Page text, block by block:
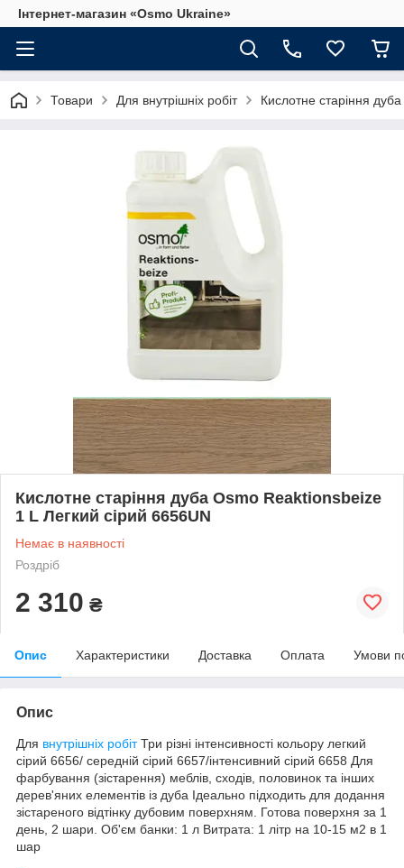
Інтернет-магазин «Osmo Ukraine»
Товари Для внутрішніх робіт Кислотне старіння
Кислотне старіння дуба Osmo Reaktionsbeize
1 L Легкий сірий 6656UN
Немає в наявності
Роздріб
2 310 ₴
Опис Характеристики Доставка Оплата Умови
Опис
Для внутрішніх робітТри різні інтенсивності кольору легкий
сірий 6656/ середній сірий 6657/інтенсивний сірий 6658 Для
фарбування (зістарення) меблів, сходів, половинок та інших
дерев'яних елементів із дуба Ідеально підходить для додання
зістареного відтінку дубовим поверхням. Готова поверхня за 1
день, 2 шари. Об'єм банки: 1 л Витрата: 1 літр на 10-15 м2 в 1
шар